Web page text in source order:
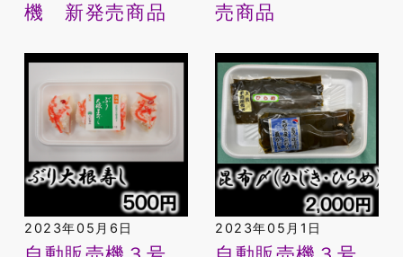
機 新発売商品
売商品
2023年05月6日 2023年05月1日